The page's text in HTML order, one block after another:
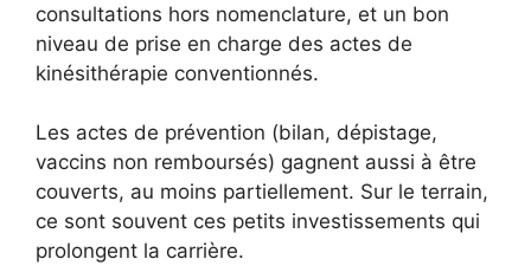
consultations hors nomenclature, et un bon
niveau de prise en charge des actes de
kinésithérapie conventionnés.
Les actes de prévention (bilan, dépistage,
vaccins non remboursés) gagnent aussi à être
couverts, au moins partiellement. Sur le terrain,
ce sont souvent ces petits investissements qui
prolongent la carrière.